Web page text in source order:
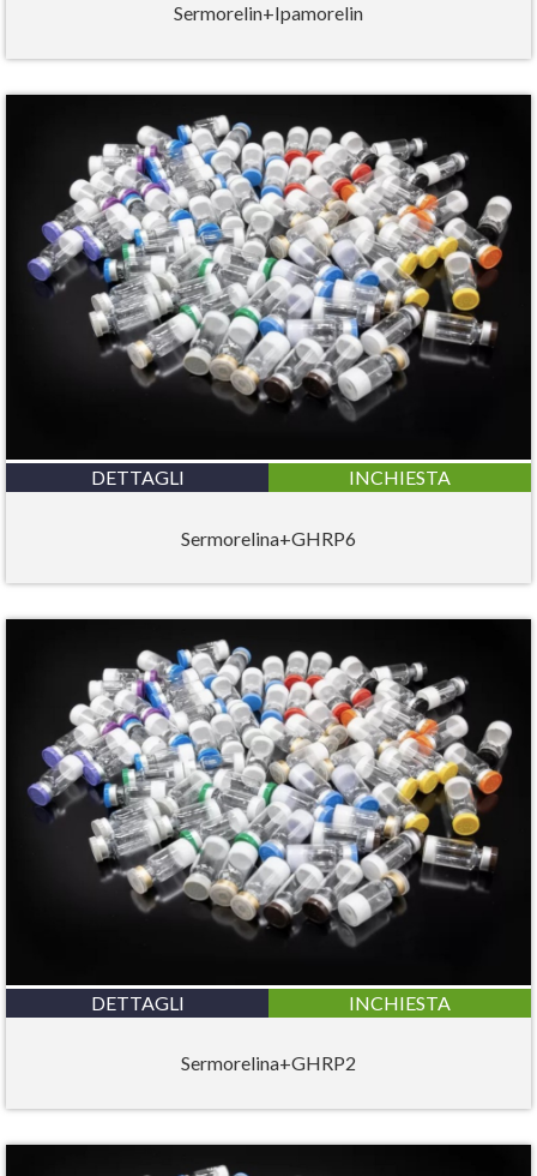
Sermorelin+Ipamorelin
DETTAGLI INCHIESTA
Sermorelina+GHRP6
DETTAGLI INCHIESTA
Sermorelina+GHRP2